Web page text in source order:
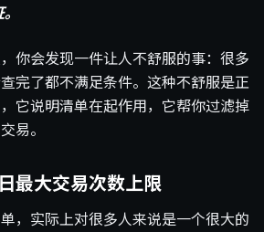
你会发现一件让人不舒服的事：很多
完了都不满足条件。这种不舒服是正
它说明清单在起作用，它帮你过滤掉
易。
最大交易次数上限
，实际上对很多人来说是一个很大的